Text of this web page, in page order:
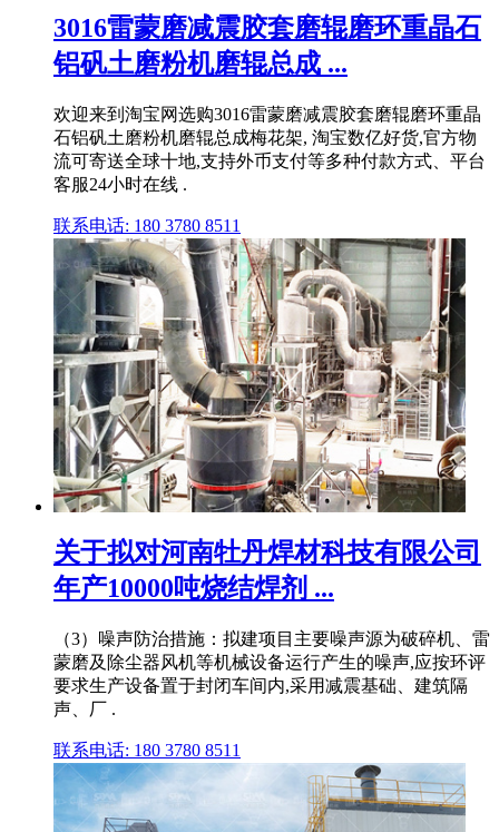
3016雷蒙磨减震胶套磨辊磨环重晶石
铝矾土磨粉机磨辊总成 ...
欢迎来到淘宝网选购3016雷蒙磨减震胶套磨辊磨环重晶
石铝矾土磨粉机磨辊总成梅花架, 淘宝数亿好货,官方物
流可寄送全球十地,支持外币支付等多种付款方式、平台
客服24小时在线 .
联系电话: 180 3780 8511
关于拟对河南牡丹焊材科技有限公司
年产10000吨烧结焊剂 ...
（3）噪声防治措施：拟建项目主要噪声源为破碎机、雷
蒙磨及除尘器风机等机械设备运行产生的噪声,应按环评
要求生产设备置于封闭车间内,采用减震基础、建筑隔
声、厂 .
联系电话: 180 3780 8511